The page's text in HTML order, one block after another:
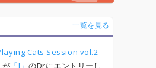
一覧を見る
Cats Session vol.2
が 「I」 のDrにエントリーし